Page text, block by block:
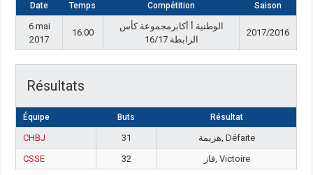
Date Temps Compétition Saison
6 mai
2017
16:00
الوطنية أ أكابرمجموعة كأس
الرابطة 16/17
2017/2016
Résultats
Équipe Buts Résultat
CHBJ 31
هزيمة, Défaite
CSSE
32 فاز, Victoire